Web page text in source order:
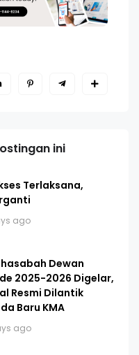
ini
Terlaksana,
ago
Dewan
2025-2026 Digelar,
Resmi Dilantik
Baru KMA
ago